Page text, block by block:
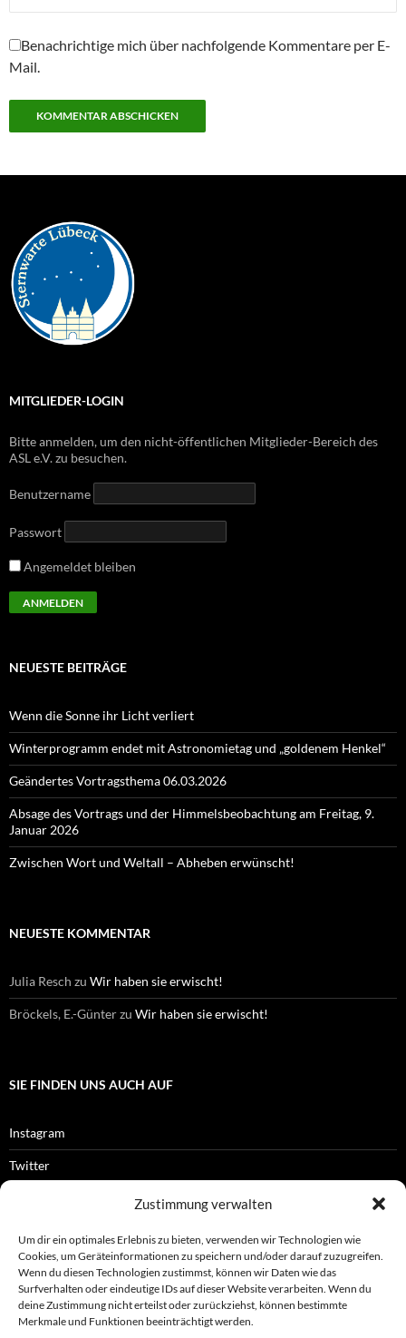
Zustimmung verwalten
Um dir ein optimales Erlebnis zu bieten, verwenden wir Technologien wie
Cookies, um Geräteinformationen zu speichern und/oder darauf zuzugreifen.
Wenn du diesen Technologien zustimmst, können wir Daten wie das
Surfverhalten oder eindeutige IDs auf dieser Website verarbeiten. Wenn du
deine Zustimmung nicht erteilst oder zurückziehst, können bestimmte
Merkmale und Funktionen beeinträchtigt werden.
Benachrichtige mich über nachfolgende Kommentare per E-
Mail.
MITGLIEDER-LOGIN
Bitte anmelden, um den nicht-öffentlichen Mitglieder-Bereich des
ASL e.V. zu besuchen.
Benutzername
Passwort
Angemeldet bleiben
NEUESTE BEITRÄGE
Wenn die Sonne ihr Licht verliert
Winterprogramm endet mit Astronomietag und „goldenem Henkel“
Geändertes Vortragsthema 06.03.2026
Absage des Vortrags und der Himmelsbeobachtung am Freitag, 9.
Januar 2026
Zwischen Wort und Weltall – Abheben erwünscht!
NEUESTE KOMMENTAR
Julia Resch zu Wir haben sie erwischt!
Bröckels, E.-Günterzu Wir haben sie erwischt!
SIE FINDEN UNS AUCH AUF
Instagram
Twitter
OFFIZIELLES